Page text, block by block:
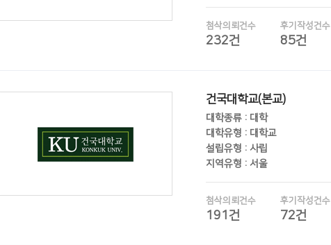
첨삭의뢰건수
232건
후기작성건수
85건
건국대학교(본교)
대학종류 : 대학
대학유형 : 대학교
설립유형 : 사립
지역유형 : 서울
첨삭의뢰건수
191건
후기작성건수
72건